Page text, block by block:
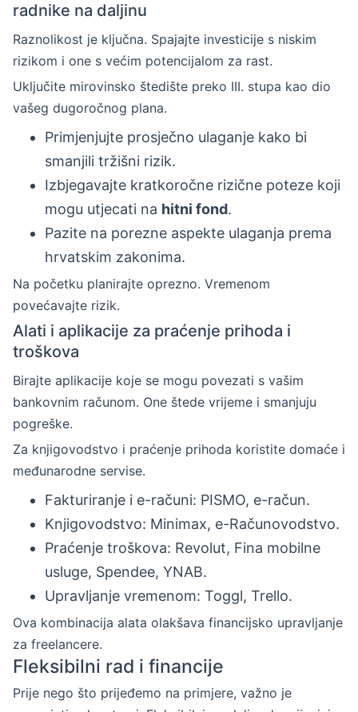
radnike na daljinu
Raznolikost je ključna. Spajajte investicije s niskim
rizikom i one s većim potencijalom za rast.
Uključite mirovinsko štedište preko III. stupa kao dio
vašeg dugoročnog plana.
Primjenjujte prosječno ulaganje kako bi
smanjili tržišni rizik.
Izbjegavajte kratkoročne rizične poteze koji
mogu utjecati na hitni fond.
Pazite na porezne aspekte ulaganja prema
hrvatskim zakonima.
Na početku planirajte oprezno. Vremenom
povećavajte rizik.
Alati i aplikacije za praćenje prihoda i
troškova
Birajte aplikacije koje se mogu povezati s vašim
bankovnim računom. One štede vrijeme i smanjuju
pogreške.
Za knjigovodstvo i praćenje prihoda koristite domaće i
međunarodne servise.
Fakturiranje i e-računi: PISMO, e-račun.
Knjigovodstvo: Minimax, e-Računovodstvo.
Praćenje troškova: Revolut, Fina mobilne
usluge, Spendee, YNAB.
Upravljanje vremenom: Toggl, Trello.
Ova kombinacija alata olakšava financijsko upravljanje
za freelancere.
Fleksibilni rad i financije
Prije nego što prijeđemo na primjere, važno je